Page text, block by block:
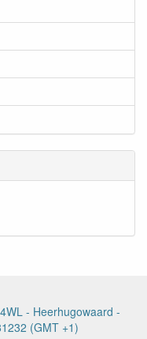
- Heerhugowaard -
(GMT +1)